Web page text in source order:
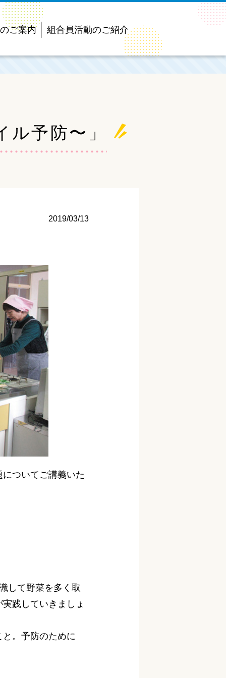
ご案内 組合員活動のご紹介
予防〜」
2019/03/13
ついてご講義いた
して野菜を多く取
践していきましょ
。予防のために